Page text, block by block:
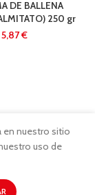
DE BALLENA
250 gr
€
en nuestro sitio
uso de